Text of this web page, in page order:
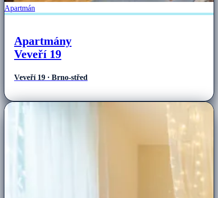
Apartmán
Apartmány
Veveří 19
Veveří 19 · Brno-střed